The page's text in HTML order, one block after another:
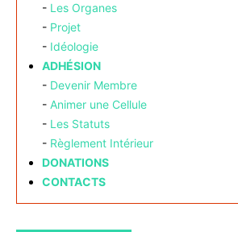
- Les Organes
- Projet
- Idéologie
ADHÉSION
- Devenir Membre
- Animer une Cellule
- Les Statuts
- Règlement Intérieur
DONATIONS
CONTACTS